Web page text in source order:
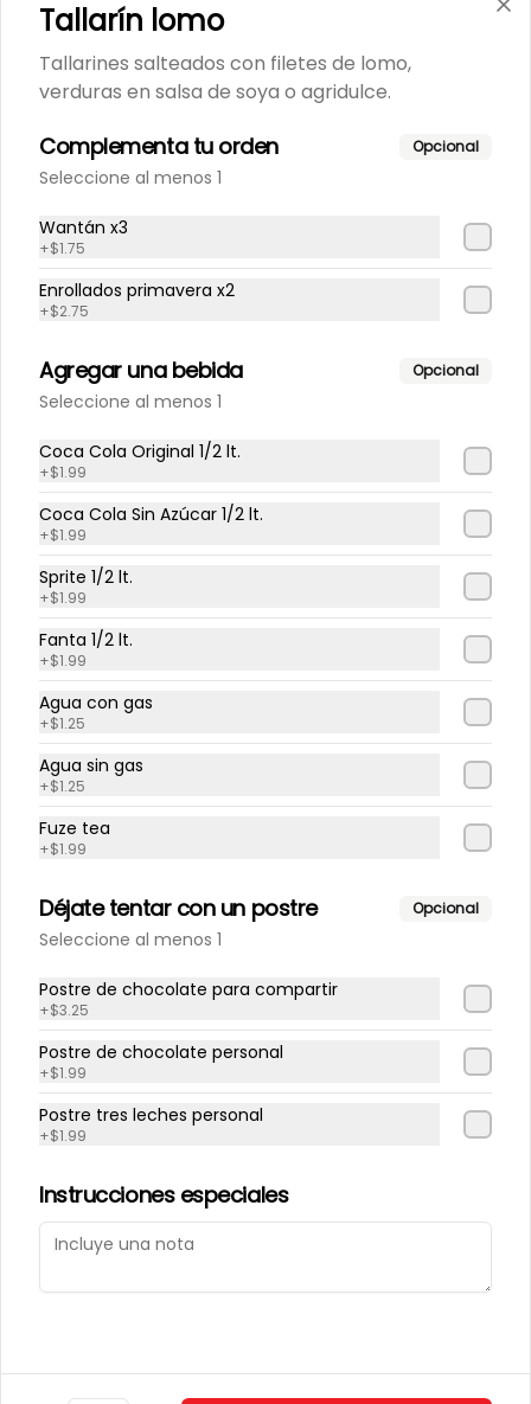
$1.99
Gaseosa Familiar
$2.99
Gaseosas Personales
$1.99
Conócenos
Cobertura
Contáctanos
Política de privacidad
Redes sociales
Instagram
Facebook
Mi cuenta
Iniciar sesión
Tallarín lomo
Tallarines salteados con filetes de lomo,
verduras en salsa de soya o agridulce.
Complementa tu orden Opcional
Seleccione al menos 1
Wantán x3
+$1.75
Enrollados primavera x2
+$2.75
Agregar una bebida Opcional
Seleccione al menos 1
Coca Cola Original 1/2 lt.
+$1.99
Coca Cola Sin Azúcar 1/2 lt.
+$1.99
Sprite 1/2 lt.
+$1.99
Fanta 1/2 lt.
+$1.99
Agua con gas
+$1.25
Agua sin gas
+$1.25
Fuze tea
+$1.99
Déjate tentar con un postre Opcional
Seleccione al menos 1
Postre de chocolate para compartir
+$3.25
Postre de chocolate personal
+$1.99
Postre tres leches personal
+$1.99
Instrucciones especiales